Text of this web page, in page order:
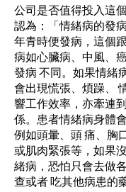
公司是否值得投入這
認為：「情緒病的發
年青時便發病，這個
病如心臟病、中風、
發病 不同。如果情緒
會出現慌張、煩躁、
響工作效率，亦牽連
係。患者情緒病身體
例如頭暈、頭 痛、胸
或肌肉緊張等，如果
緒病，恐怕只會去做
查或者 吃其他病患的